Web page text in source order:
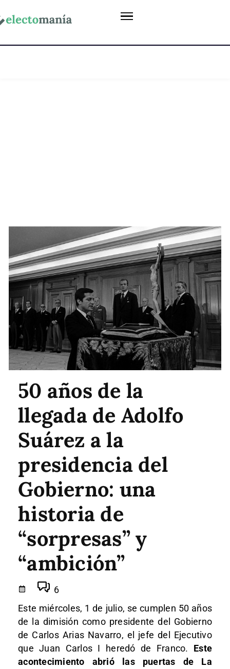
50 años de la
llegada de Adolfo
Suárez a la
presidencia del
Gobierno: una
historia de
“sorpresas” y
“ambición”
6
Este miércoles, 1 de julio, se cumplen 50 años
de la dimisión como presidente del Gobierno
de Carlos Arias Navarro, el jefe del Ejecutivo
que Juan Carlos I heredó de Franco. Este
acontecimiento abrió las puertas de La